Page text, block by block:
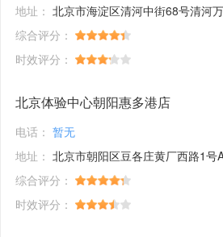
地址： 北京市海淀区清河中街68号清河
综合评分：
时效评分：
北京体验中心朝阳惠多港店
电话： 暂无
地址： 北京市朝阳区豆各庄黄厂西路1号
综合评分：
时效评分：